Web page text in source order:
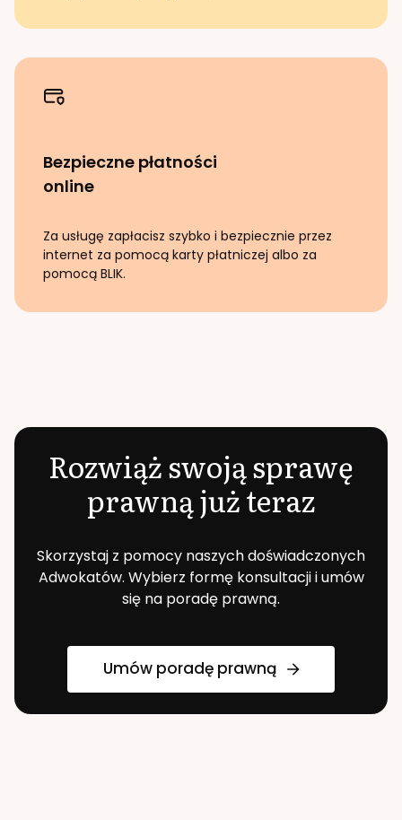
Bezpieczne płatności
online
Za usługę zapłacisz szybko i bezpiecznie przez
internet za pomocą karty płatniczej albo za
pomocą BLIK.
Rozwiąż swoją sprawę
prawną już teraz
Skorzystaj z pomocy naszych doświadczonych
Adwokatów. Wybierz formę konsultacji i umów
się na poradę prawną.
Umów poradę prawną